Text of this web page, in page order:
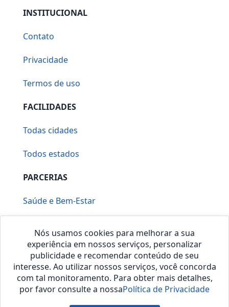
INSTITUCIONAL
Contato
Privacidade
Termos de uso
FACILIDADES
Todas cidades
Todos estados
PARCERIAS
Saúde e Bem-Estar
Nós usamos cookies para melhorar a sua
experiência em nossos serviços, personalizar
publicidade e recomendar conteúdo de seu
interesse. Ao utilizar nossos serviços, você concorda
com tal monitoramento. Para obter mais detalhes,
por favor consulte a nossaPolítica de Privacidade